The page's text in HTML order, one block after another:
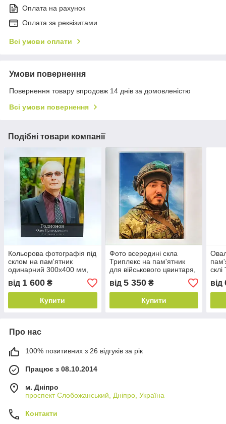
Оплата на рахунок
Оплата за реквізитами
Всі умови оплати
Умови повернення
Повернення товару впродовж 14 днів за домовленістю
Всі умови повернення
Подібні товари компанії
Кольорова фотографія під
склом на пам'ятник
одинарний 300х400 мм,
від 1 600 ₴
Купити
Фото всередині скла
Триплекс на пам'ятник
для військового цвинтаря,
30х40 см, товщина 8 мм
(4+4)
від 5 350₴
Купити
від
Про нас
100% позитивних з 26 відгуків за рік
Працює з 08.10.2014
м. Дніпро
проспект Слобожанський, Дніпро, Україна
Контакти